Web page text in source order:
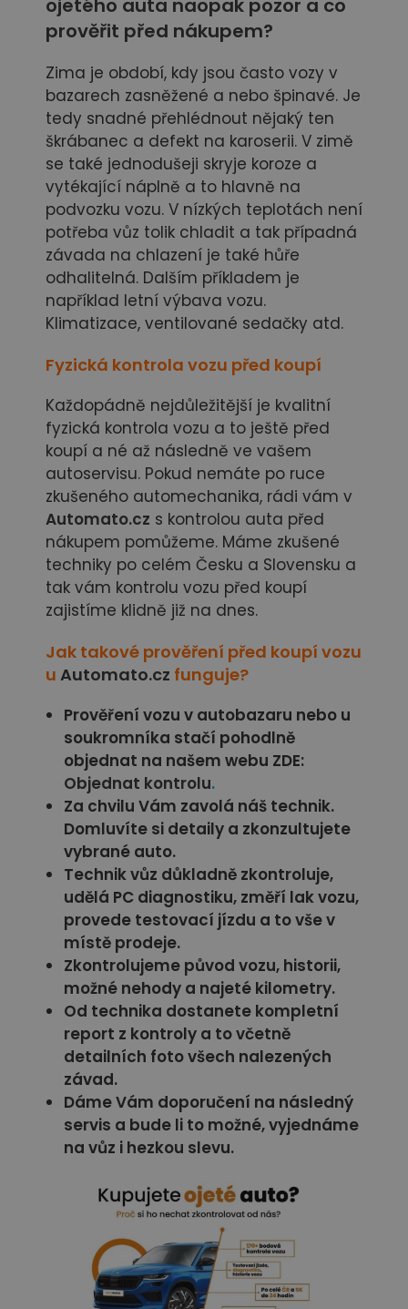
ojetého auta naopak pozor a co
prověřit před nákupem?
Zima je období, kdy jsou často vozy v
bazarech zasněžené a nebo špinavé. Je
tedy snadné přehlédnout nějaký ten
škrábanec a defekt na karoserii. V zimě
se také jednodušeji skryje koroze a
vytékající náplně a to hlavně na
podvozku vozu. V nízkých teplotách není
potřeba vůz tolik chladit a tak případná
závada na chlazení je také hůře
odhalitelná. Dalším příkladem je
například letní výbava vozu.
Klimatizace, ventilované sedačky atd.
Fyzická kontrola vozu před koupí
Každopádně nejdůležitější je kvalitní
fyzická kontrola vozu a to ještě před
koupí a né až následně ve vašem
autoservisu. Pokud nemáte po ruce
zkušeného automechanika, rádi vám v
Automato.cz s kontrolou auta před
nákupem pomůžeme. Máme zkušené
techniky po celém Česku a Slovensku a
tak vám kontrolu vozu před koupí
zajistíme klidně již na dnes.
Jak takové prověření před koupí vozu
u Automato.cz funguje?
Prověření vozu v autobazaru nebo u
soukromníka stačí pohodlně
objednat na našem webu ZDE:
Objednat kontrolu.
Za chvilu Vám zavolá náš technik.
Domluvíte si detaily a zkonzultujete
vybrané auto.
Technik vůz důkladně zkontroluje,
udělá PC diagnostiku, změří lak vozu,
provede testovací jízdu a to vše v
místě prodeje.
Zkontrolujeme původ vozu, historii,
možné nehody a najeté kilometry.
Od technika dostanete kompletní
report z kontroly a to včetně
detailních foto všech nalezených
závad.
Dáme Vám doporučení na následný
servis a bude li to možné, vyjednáme
na vůz i hezkou slevu.